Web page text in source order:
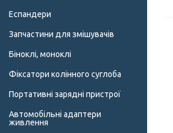
Еспандери
Запчастини для змішувачів
Біноклі, моноклі
Фіксатори колінного суглоба
Портативні зарядні пристрої
Автомобільні адаптери
живлення